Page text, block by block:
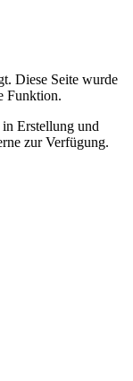
Diese Seite wurde
Funktion.
Erstellung und
zur Verfügung.